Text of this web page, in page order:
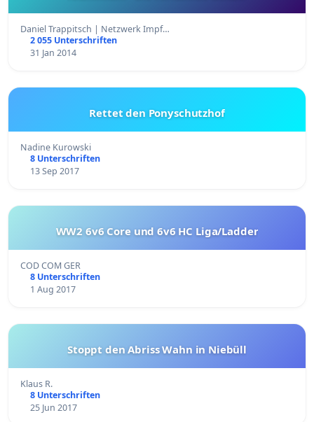
Daniel Trappitsch | Netzwerk Impf…
2 055 Unterschriften
31 Jan 2014
Rettet den Ponyschutzhof
Nadine Kurowski
8 Unterschriften
13 Sep 2017
WW2 6v6 Core und 6v6 HC Liga/Ladder
COD COM GER
8 Unterschriften
1 Aug 2017
Stoppt den Abriss Wahn in Niebüll
Klaus R.
8 Unterschriften
25 Jun 2017